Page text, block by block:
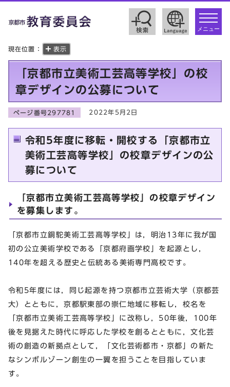
toggle
メニュー
現在位置： 表示
「京都市立美術工芸高等学校」の校
章デザインの公募について
ページ番号297781 2022年5月2日
令和5年度に移転・開校する「京都市立
美術工芸高等学校」の校章デザインの公
募について
「京都市立美術工芸高等学校」の校章デザイン
を募集します。
「京都市立銅駝美術工芸高等学校」は，明治13年に我が国
初の公立美術学校である「京都府画学校」を起源とし，
140年を超える歴史と伝統ある美術専門高校です。
令和5年度には，同じ起源を持つ京都市立芸術大学（京都芸
大）とともに，京都駅東部の崇仁地域に移転し，校名を
「京都市立美術工芸高等学校」に改称し，50年後，100年
後を見据えた時代に呼応した学校を創るとともに，文化芸
術の創造の新拠点として，「文化芸術都市・京都」の新た
なシンボルゾーン創生の一翼を担うことを目指していま
す。